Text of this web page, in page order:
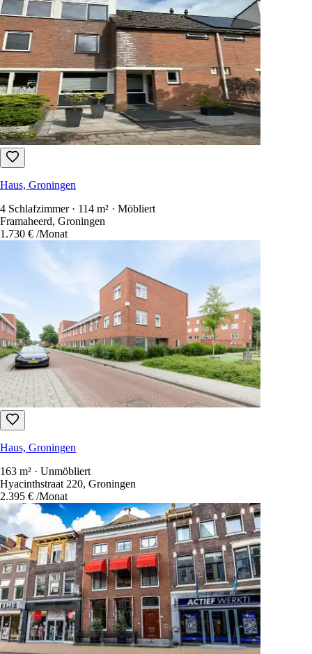
Haus, Groningen
4 Schlafzimmer · 114 m² · Möbliert
Framaheerd, Groningen
1.730 € /Monat
Haus, Groningen
163 m² · Unmöbliert
Hyacinthstraat 220, Groningen
2.395 € /Monat